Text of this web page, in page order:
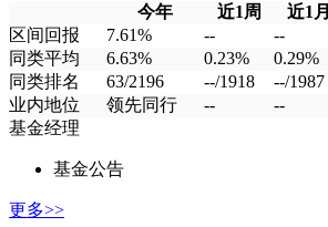
今年 近1周 近1月
区间回报
7.61% -- --
同类平均
6.63% 0.23% 0.29%
同类排名
63/2196 --/1918 --/1987
业内地位
领先同行 -- --
基金经理
基金公告
更多>>